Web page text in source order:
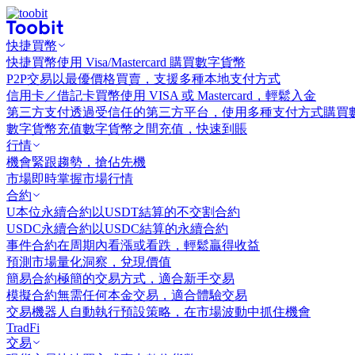
快捷買幣
快捷買幣使用 Visa/Mastercard 購買數字貨幣
P2P交易 以最優價格買賣，支援多種本地支付方式
信用卡／借記卡買幣使用 VISA 或 Mastercard，輕鬆入金
第三方支付透過受信任的第三方平台，使用多種支付方式購買
數字貨幣充值數字貨幣之間充值，快速到賬
行情
機會緊跟趨勢，搶佔先機
市場即時掌握市場行情
合約
U本位永續合約 以USDT結算的不交割合約
USDC永續合約 以USDC結算的永續合約
事件合約在周期內看漲或看跌，輕鬆贏得收益
預測市場量化洞察，兌現價值
簡易合約極簡的交易方式，適合新手交易
模擬合約無需任何本金交易，適合體驗交易
交易機器人 自動執行預設策略，在市場波動中抓住機會
TradFi
交易